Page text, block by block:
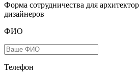
Форма сотрудничества для
дизайнеров
ФИО
Телефон